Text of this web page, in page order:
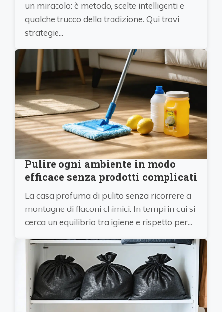
un miracolo: è metodo, scelte intelligenti e
qualche trucco della tradizione. Qui trovi
strategie...
Pulire ogni ambiente in modo
efficace senza prodotti complicati
La casa profuma di pulito senza ricorrere a
montagne di flaconi chimici. In tempi in cui si
cerca un equilibrio tra igiene e rispetto per...